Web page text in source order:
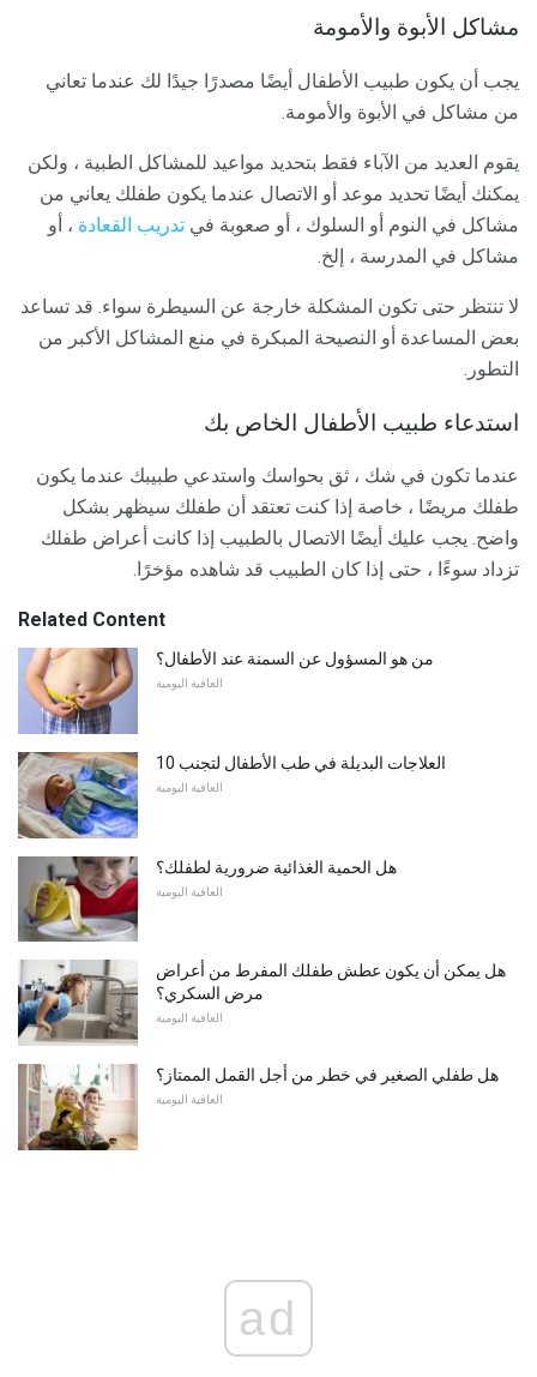
مشاكل الأبوة والأمومة
يجب أن يكون طبيب الأطفال أيضًا مصدرًا جيدًا لك عندما تعاني
من مشاكل في الأبوة والأمومة.
يقوم العديد من الآباء فقط بتحديد مواعيد للمشاكل الطبية ، ولكن
يمكنك أيضًا تحديد موعد أو الاتصال عندما يكون طفلك يعاني من
مشاكل في النوم أو السلوك ، أو صعوبة في تدريب القعادة ، أو
مشاكل في المدرسة ، إلخ.
لا تنتظر حتى تكون المشكلة خارجة عن السيطرة سواء. قد تساعد
بعض المساعدة أو النصيحة المبكرة في منع المشاكل الأكبر من
التطور.
استدعاء طبيب الأطفال الخاص بك
عندما تكون في شك ، ثق بحواسك واستدعي طبيبك عندما يكون
طفلك مريضًا ، خاصة إذا كنت تعتقد أن طفلك سيظهر بشكل
واضح. يجب عليك أيضًا الاتصال بالطبيب إذا كانت أعراض طفلك
تزداد سوءًا ، حتى إذا كان الطبيب قد شاهده مؤخرًا.
Related Content
من هو المسؤول عن السمنة عند الأطفال؟
العافية اليومية
10 العلاجات البديلة في طب الأطفال لتجنب
العافية اليومية
هل الحمية الغذائية ضرورية لطفلك؟
العافية اليومية
هل يمكن أن يكون عطش طفلك المفرط من أعراض
مرض السكري؟
العافية اليومية
هل طفلي الصغير في خطر من أجل القمل الممتاز؟
العافية اليومية
ad